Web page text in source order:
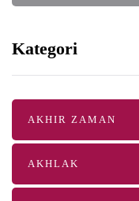
Kategori
AKHIR ZAMAN
AKHLAK